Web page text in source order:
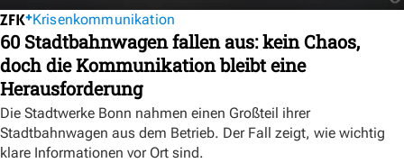
Krisenkommunikation
60 Stadtbahnwagen fallen aus: kein Chaos,
doch die Kommunikation bleibt eine
Herausforderung
Die Stadtwerke Bonn nahmen einen Großteil ihrer
Stadtbahnwagen aus dem Betrieb. Der Fall zeigt, wie wichtig
klare Informationen vor Ort sind.